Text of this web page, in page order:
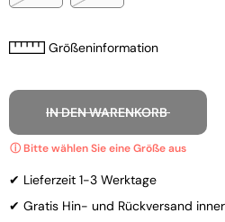
Größeninformation
IN DEN WARENKORB
✔ Lieferzeit 1-3 Werktage
✔ Gratis Hin- und Rückversand